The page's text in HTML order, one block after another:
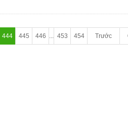
444 445 446 ... 453 454 Trước